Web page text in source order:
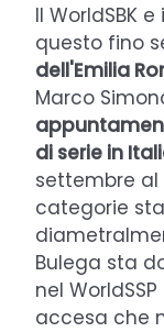
Il WorldSBK
questo fino
dell'Emilia
Marco
di serie in
settembre al
categorie
Bulega sta
nel
accesa che